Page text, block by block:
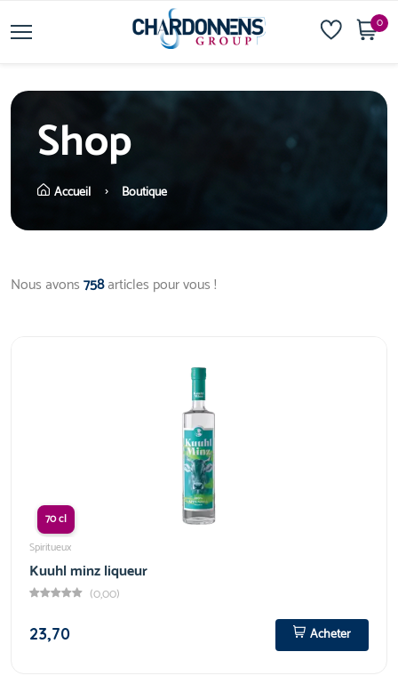
0
Shop
Accueil Boutique
Nous avons758articles pour vous !
70 cl
Spiritueux
Kuuhl minz liqueur
(0,00)
23,70
Acheter